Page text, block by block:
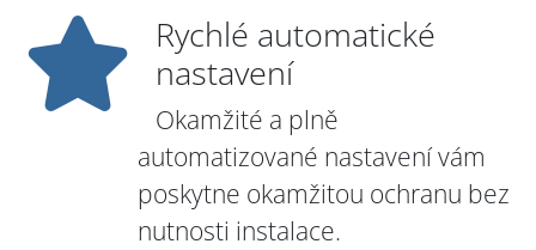
Rychlé automatické
nastavení
Okamžité a plně
automatizované nastavení vám
poskytne okamžitou ochranu bez
nutnosti instalace.